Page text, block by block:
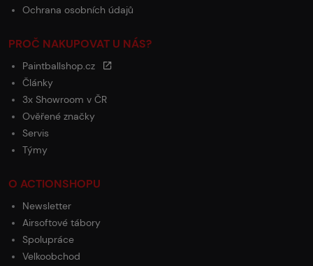
Ochrana osobních údajů
PROČ NAKUPOVAT U NÁS?
Paintballshop.cz
Články
3x Showroom v ČR
Ověřené značky
Servis
Týmy
O ACTIONSHOPU
Newsletter
Airsoftové tábory
Spolupráce
Velkoobchod